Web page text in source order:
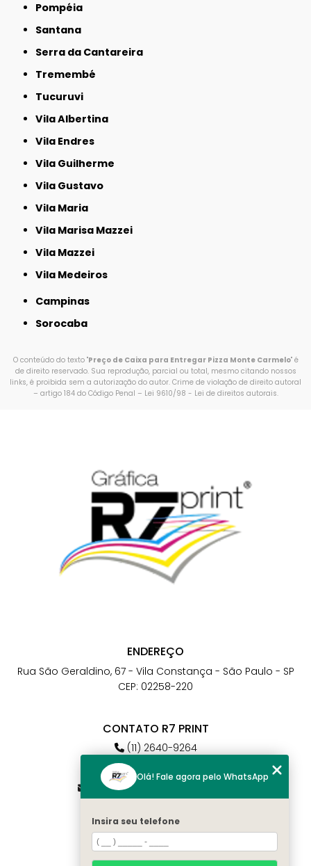
Pompéia
Santana
Serra da Cantareira
Tremembé
Tucuruvi
Vila Albertina
Vila Endres
Vila Guilherme
Vila Gustavo
Vila Maria
Vila Marisa Mazzei
Vila Mazzei
Vila Medeiros
Campinas
Sorocaba
O conteúdo do texto "Preço de Caixa para Entregar Pizza Monte Carmelo" é
de direito reservado. Sua reprodução, parcial ou total, mesmo citando nossos
links, é proibida sem a autorização do autor. Crime de violação de direito autoral
– artigo 184 do Código Penal – Lei 9610/98 - Lei de direitos autorais.
ENDEREÇO
Rua São Geraldino, 67 - Vila Constança - São Paulo - SP
CEP: 02258-220
CONTATO R7 PRINT
(11) 2640-9264
(11) 98784-6664
atendimento@r7print.com.br
MENU
Home
Olá! Fale agora pelo WhatsApp
Insira seu telefone